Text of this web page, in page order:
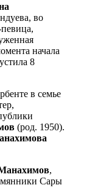
во
начала
8
в семье
(род. 1950).
,
Сары